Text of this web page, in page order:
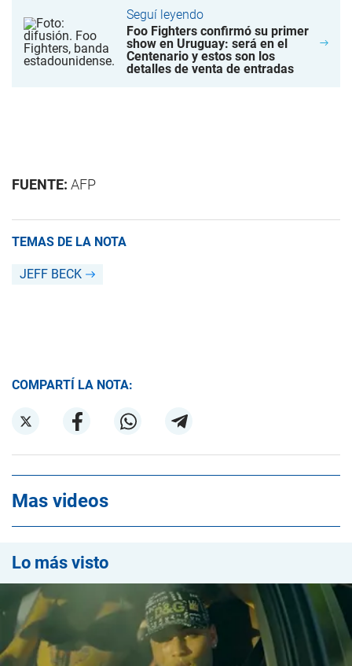
Seguí leyendo
Foo Fighters confirmó su primer
show en Uruguay: será en el
Centenario y estos son los
detalles de venta de entradas
FUENTE: AFP
TEMAS DE LA NOTA
JEFF BECK
COMPARTÍ LA NOTA:
Mas videos
Lo más visto